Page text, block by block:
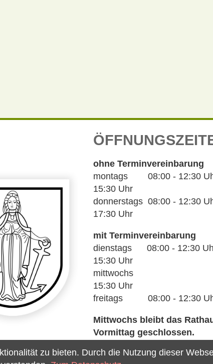
ohne Terminvereinbarung
montags 08:00 - 12:30
15:30 Uhr
donnerstags 08:00 - 12:30
17:30 Uhr
mit Terminvereinbarung
dienstags 08:00 - 12:30
15:30 Uhr
mittwochs
15:30 Uhr
freitags 08:00 - 12:30
Mittwochs bleibt das
Vormittag geschlossen.
zu bieten. Durch die Nutzung dieser